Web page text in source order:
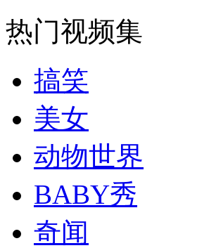
热门视频集
搞笑
美女
动物世界
BABY秀
奇闻